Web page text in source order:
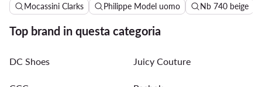
Mocassini Clarks Philippe Model uomo Nb 740 beige
Top brand in questa categoria
DC Shoes Juicy Couture